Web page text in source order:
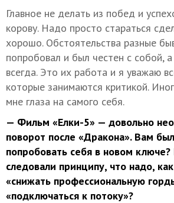
Главное не делать из побед и
корову. Надо просто стараться
хорошо. Обстоятельства разные
попробовал и был честен с собой,
всегда. Это их работа и я уважаю
которые занимаются критикой.
мне глаза на самого себя.
— Фильм «Елки-5» — довольно
поворот после «Дракона». Вам
попробовать себя в новом
следовали принципу, что надо,
«снижать профессиональную
«подключаться к потоку»?